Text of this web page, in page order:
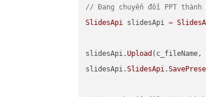
// Đang chuyển đổi PPT thành
SlidesApi slidesApi =
slidesApi.Upload (c_fileName,
slidesApi.SlidesApi.